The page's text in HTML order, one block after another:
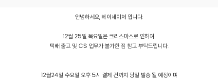
안녕하세요, 헤이네이처 입니다.
12월 25일 목요일은 크리스마스로 인하여
택배 출고 및 CS 업무가 불가한 점 참고 부탁드립니다.
12월24일 수요일 오후 5시 결제 건까지 당일 발송 될 예정이며